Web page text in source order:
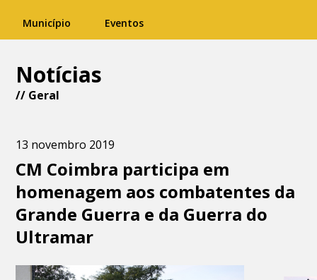
Município Eventos
Notícias
// Geral
13 novembro 2019
CM Coimbra participa em
homenagem aos combatentes da
Grande Guerra e da Guerra do
Ultramar